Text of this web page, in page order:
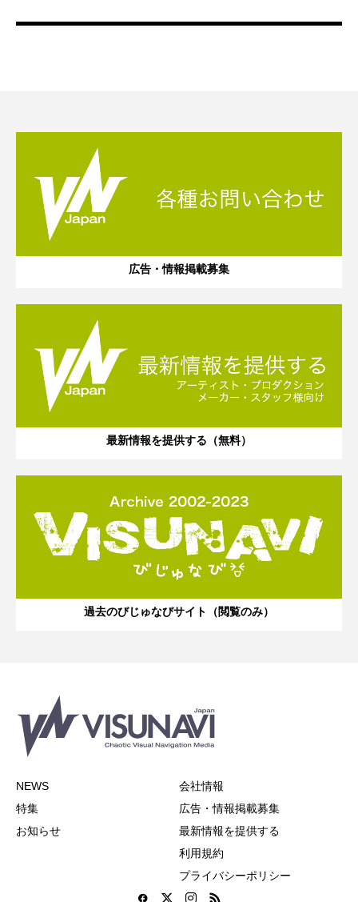
広告・情報掲載募集
最新情報を提供する（無料）
過去のびじゅなびサイト（閲覧のみ）
NEWS
特集
お知らせ
会社情報
広告・情報掲載募集
最新情報を提供する
利用規約
プライバシーポリシー